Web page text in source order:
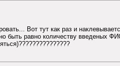
Вот тут как раз и
быть равно количеству введеных